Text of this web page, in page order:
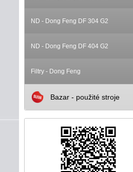
ND - Dong Feng DF 304 G2
ND - Dong Feng DF 404 G2
Filtry - Dong Feng
Bazar - použité stroje